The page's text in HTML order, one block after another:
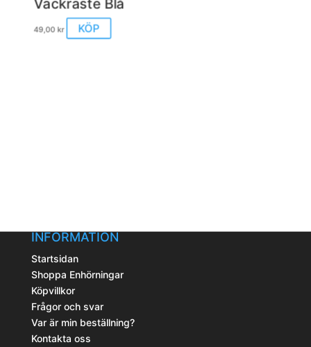
Vackraste Blå
49,00 kr KÖP
INFORMATION
Startsidan
Shoppa Enhörningar
Köpvillkor
Frågor och svar
Var är min beställning?
Kontakta oss